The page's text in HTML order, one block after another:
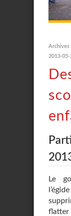
Archives
2013-05-
Le
flatter